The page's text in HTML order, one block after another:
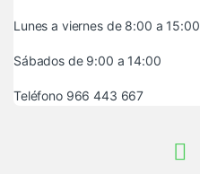
Lunes a viernes de 8:00 a 15:00
Sábados de 9:00 a 14:00
Teléfono 966 443 667